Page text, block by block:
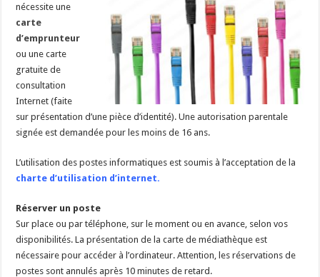
nécessite une
carte
d’emprunteur
ou une carte
gratuite de
consultation
Internet (faite
sur présentation d’une pièce d’identité). Une autorisation parentale
signée est demandée pour les moins de 16 ans.
L’utilisation des postes informatiques est soumis à l’acceptation de la
charte d’utilisation d’internet.
Réserver un poste
Sur place ou par téléphone, sur le moment ou en avance, selon vos
disponibilités. La présentation de la carte de médiathèque est
nécessaire pour accéder à l’ordinateur. Attention, les réservations de
postes sont annulés après 10 minutes de retard.